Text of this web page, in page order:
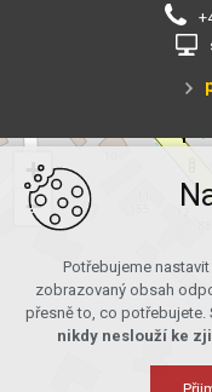
+
−
Potřebujeme
zobrazovaný obsah
přesně to, co potřebujete.
nikdy neslouží ke